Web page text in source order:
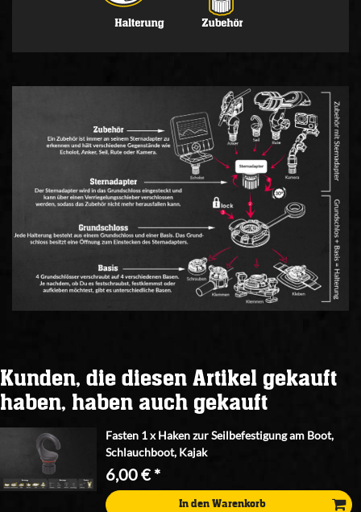
Kunden, die diesen Artikel gekauft
haben, haben auch gekauft
Fasten 1 x Haken zur Seilbefestigung am Boot,
Schlauchboot, Kajak
6,00 € *
In den Warenkorb